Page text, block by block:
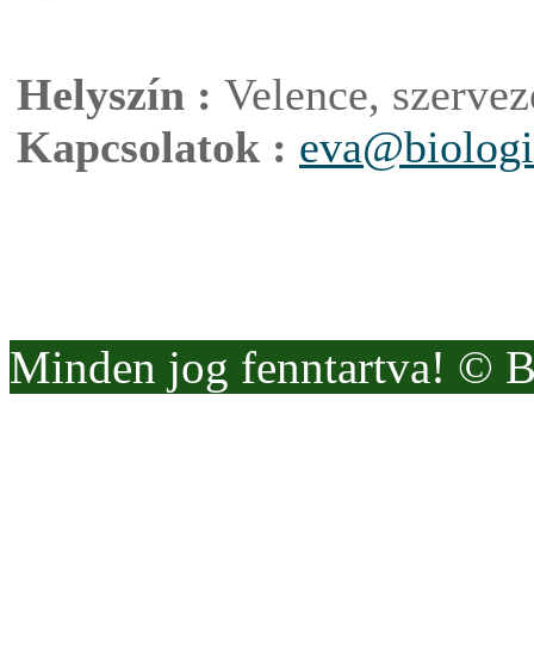
Helyszín : Velence,
Kapcsolatok :
Minden jog fenntartva! ©